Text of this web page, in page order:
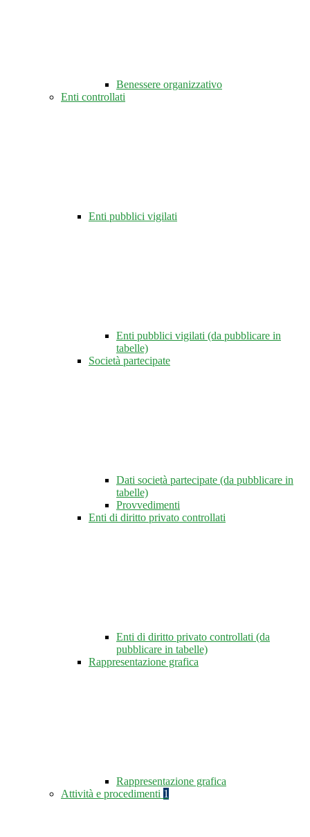
Benessere organizzativo
Enti controllati
Enti pubblici vigilati
Enti pubblici vigilati (da pubblicare in
tabelle)
Società partecipate
Dati società partecipate (da pubblicare in
tabelle)
Provvedimenti
Enti di diritto privato controllati
Enti di diritto privato controllati (da
pubblicare in tabelle)
Rappresentazione grafica
Rappresentazione grafica
Attività e procedimenti 1